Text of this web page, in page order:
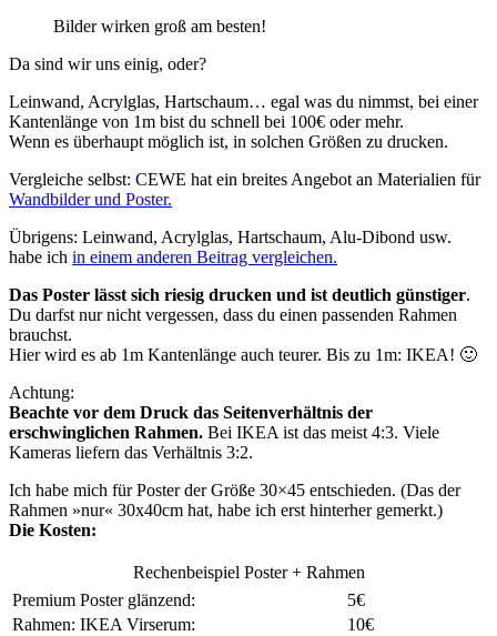
Bilder wirken groß am besten!
Da sind wir uns einig, oder?
Leinwand, Acrylglas, Hartschaum… egal was du nimmst, bei einer
Kantenlänge von 1m bist du schnell bei 100€ oder mehr.
Wenn es überhaupt möglich ist, in solchen Größen zu drucken.
Vergleiche selbst: CEWE hat ein breites Angebot an Materialien für
Wandbilder und Poster.
Übrigens: Leinwand, Acrylglas, Hartschaum, Alu-Dibond usw.
habe ich in einem anderen Beitrag vergleichen.
Das Poster lässt sich riesig drucken und ist deutlich günstiger.
Du darfst nur nicht vergessen, dass du einen passenden Rahmen
brauchst.
Hier wird es ab 1m Kantenlänge auch teurer. Bis zu 1m: IKEA! 🙂
Achtung:
Beachte vor dem Druck das Seitenverhältnis der
erschwinglichen Rahmen. Bei IKEA ist das meist 4:3. Viele
Kameras liefern das Verhältnis 3:2.
Ich habe mich für Poster der Größe 30×45 entschieden. (Das der
Rahmen »nur« 30x40cm hat, habe ich erst hinterher gemerkt.)
Die Kosten:
Rechenbeispiel Poster + Rahmen
Premium Poster glänzend:
5€
Rahmen: IKEA Virserum:
10€